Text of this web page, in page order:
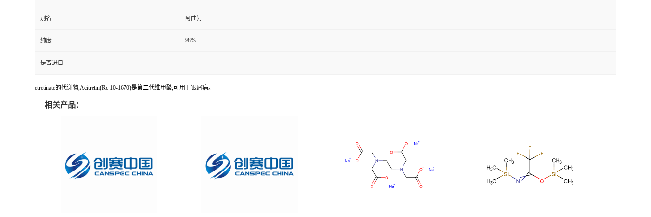
别名 阿曲汀
纯度 98%
是否进口
etretinate的代谢物,Acitretin(Ro 10-1670)是第二代维甲酸,可用于银屑病。
相关产品：